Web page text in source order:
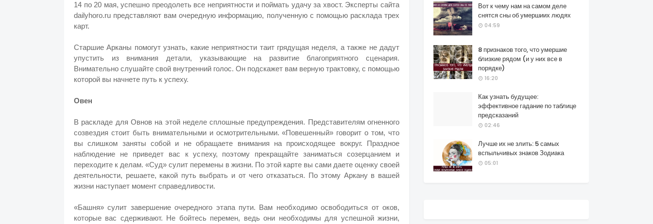
14 по 20 мая, успешно преодолеть все неприятности и поймать удачу за хвост. Эксперты сайта
dailyhoro.ru представляют вам очередную информацию, полученную с помощью расклада трех
карт.
Старшие Арканы помогут узнать, какие неприятности таит грядущая неделя, а также не дадут
упустить из внимания детали, указывающие на развитие благоприятного сценария.
Внимательно слушайте свой внутренний голос. Он подскажет вам верную трактовку, с помощью
которой вы начнете путь к успеху.
Овен
В раскладе для Овнов на этой неделе сплошные предупреждения. Представителям огненного
созвездия стоит быть внимательными и осмотрительными. «Повешенный» говорит о том, что
вы слишком заняты собой и не обращаете внимания на происходящее вокруг. Праздное
наблюдение не приведет вас к успеху, поэтому прекращайте заниматься созерцанием и
переходите к делам. «Суд» сулит перемены в жизни. По этой карте вы сами даете оценку своей
деятельности, решаете, какой путь выбрать и от чего отказаться. По этому Аркану в вашей
жизни наступает момент справедливости.
«Башня» сулит завершение очередного этапа пути. Вам необходимо освободиться от оков,
которые вас сдерживают. Не бойтесь перемен, ведь они необходимы для успешной жизни,
Вот к чему нам на самом деле
снятся сны об умершиих людях
04:59
8 признаков того, что умершие
близкие рядом (и у них все в
порядке)
16:20
Как узнать будущее:
эффективное гадание по таблице
предсказаний
02:46
Лучше их не злить: 5 самых
вспыльчивых знаков Зодиака
05:01